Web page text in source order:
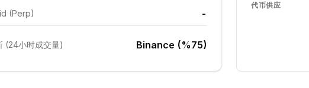
(Perp) -
(24小时成交量) Binance (%75)
代币供应